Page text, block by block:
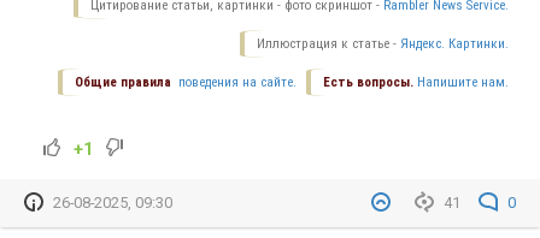
Цитирование статьи, картинки - фото скриншот - Rambler News Service.
Иллюстрация к статье - Яндекс. Картинки.
Есть вопросы. Напишите нам.
Общие правила поведения на сайте.
+1
41 0
26-08-2025, 09:30